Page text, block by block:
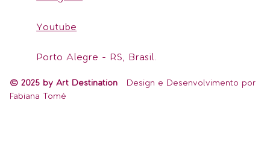
Youtube
Porto Alegre - RS, Brasil.
© 2025 by Art Destination Design e Desenvolvimento por
Fabiana Tomé